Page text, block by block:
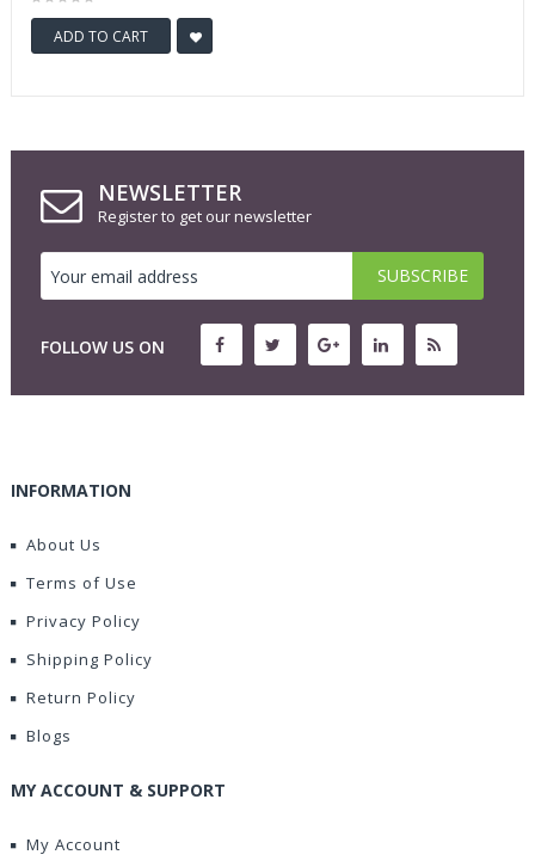
ADD TO CART
NEWSLETTER
Register to get our newsletter
FOLLOW US ON
INFORMATION
About Us
Terms of Use
Privacy Policy
Shipping Policy
Return Policy
Blogs
MY ACCOUNT & SUPPORT
My Account